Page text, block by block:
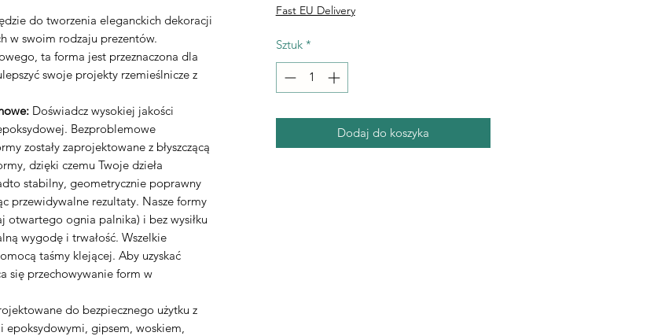
do tworzenia eleganckich dekoracji
w swoim rodzaju prezentów.
ta forma jest przeznaczona dla
swoje projekty rzemieślnicze z
Doświadcz wysokiej jakości
Bezproblemowe
zostały zaprojektowane z błyszczącą
dzięki czemu Twoje dzieła
stabilny, geometrycznie poprawny
przewidywalne rezultaty. Nasze formy
otwartego ognia palnika) i bez wysiłku
wygodę i trwałość. Wszelkie
taśmy klejącej. Aby uzyskać
się przechowywanie form w
do bezpiecznego użytku z
epoksydowymi, gipsem, woskiem,
Fast EU Delivery
Sztuk *
Dodaj do koszyka